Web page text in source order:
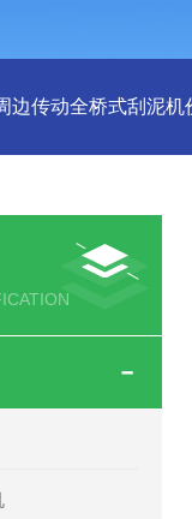
边传动全桥式刮泥机